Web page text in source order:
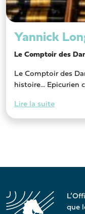
Yannick
Le Comptoir des
Le Comptoir des
histoire… Epicurien
Lire la suite
que